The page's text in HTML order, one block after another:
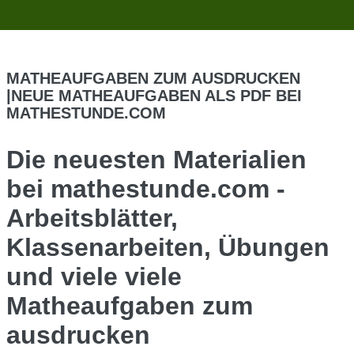
MATHEAUFGABEN ZUM AUSDRUCKEN
|NEUE MATHEAUFGABEN ALS PDF BEI
MATHESTUNDE.COM
Die neuesten Materialien
bei mathestunde.com -
Arbeitsblätter,
Klassenarbeiten, Übungen
und viele viele
Matheaufgaben zum
ausdrucken